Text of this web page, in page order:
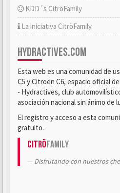
KDD´s CitröFamily
La iniciativa CitröFamily
HYDRACTIVES.COM
Esta web es una comunidad de
C5 y Citroën C6, espacio oficial
- Hydractives, club
asociación nacional sin ánimo de
El registro y acceso a esta
gratuito.
CitröFamily
Disfrutando con nuestros